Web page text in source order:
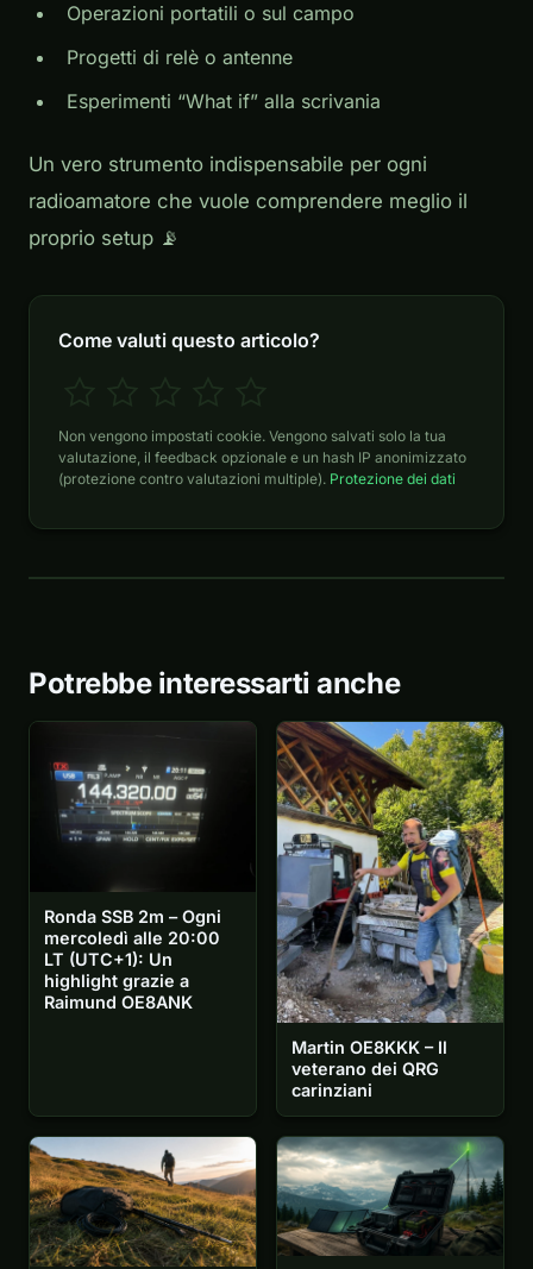
Operazioni portatili o sul campo
Progetti di relè o antenne
Esperimenti “What if” alla scrivania
Un vero strumento indispensabile per ogni
radioamatore che vuole comprendere meglio il
proprio setup 📡
Come valuti questo articolo?
Non vengono impostati cookie. Vengono salvati solo la tua
valutazione, il feedback opzionale e un hash IP anonimizzato
(protezione contro valutazioni multiple). Protezione dei dati
Potrebbe interessarti anche
Ronda SSB 2m – Ogni
mercoledì alle 20:00
LT (UTC+1): Un
highlight grazie a
Raimund OE8ANK
Martin OE8KKK – Il
veterano dei QRG
carinziani